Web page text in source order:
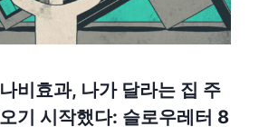
비효과, 나가 달라는 집 주
기 시작했다: 슬로우레터 8